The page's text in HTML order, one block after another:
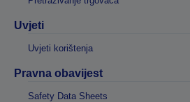
Uvjeti
Uvjeti korištenja
Pravna obavijest
Safety Data Sheets